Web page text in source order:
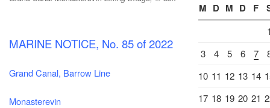
MARINE NOTICE, No. 85 of 2022
Grand Canal, Barrow Line
Monasterevin
M D M D F
3
4 5 6 7
10 11 12 13 14
17 18 19 20 21